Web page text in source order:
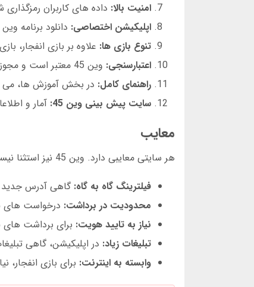
امنیت بالا: داده های کاربران رمزگذاری
اپلیکیشن اختصاصی: دانلود برنامه وین 45 برای اندروید و iOS امکان پذیر است.
تنوع بازی ها: علاوه بر بازی انفجار،
اعتبارسنجی: وین 45 معتبر است و مجوزهای لازم را دارد.
راهنمای کامل: در بخش آموزش ها، می
سایت پیش بینی وین 45:
آمار و
معایب
هر سایتی معایبی دارد. وین 45 نیز استثنا نیست:
فیلترینگ گاه به گاه:گاهی آدرس جدید وین 45 تغییر می کند و نیاز به جستجوی
محدودیت در برداشت: درخواست های بیش از 10 میلیون تومان ممکن
نیاز به تایید هویت: برای برداشت های
تبلیغات زیاد: در اپلیکیشن، گاهی
وابسته به اینترنت: برای بازی انفجار،